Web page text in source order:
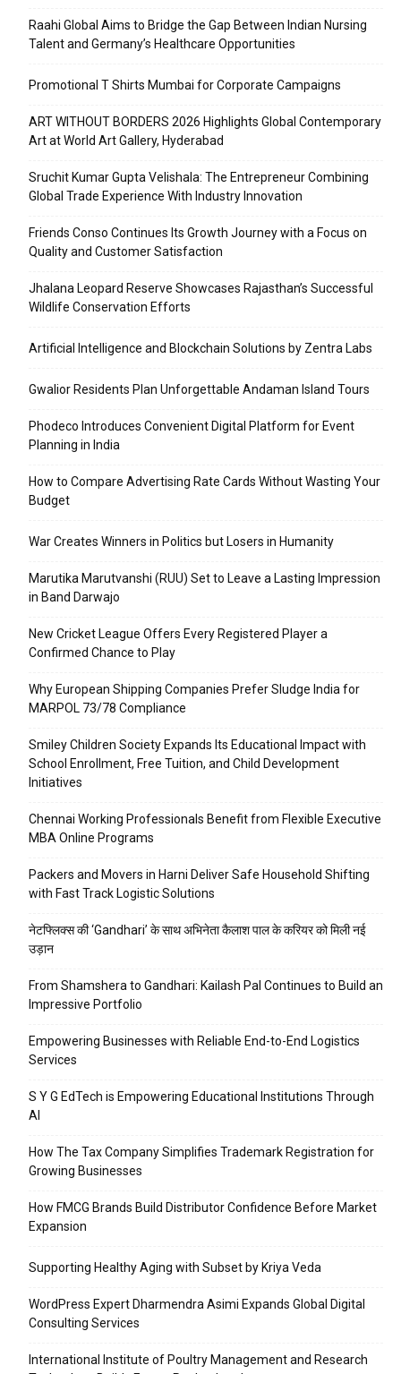
Raahi Global Aims to Bridge the Gap Between Indian Nursing
Talent and Germany’s Healthcare Opportunities
Promotional T Shirts Mumbai for Corporate Campaigns
ART WITHOUT BORDERS 2026 Highlights Global Contemporary
Art at World Art Gallery, Hyderabad
Sruchit Kumar Gupta Velishala: The Entrepreneur Combining
Global Trade Experience With Industry Innovation
Friends Conso Continues Its Growth Journey with a Focus on
Quality and Customer Satisfaction
Jhalana Leopard Reserve Showcases Rajasthan’s Successful
Wildlife Conservation Efforts
Artificial Intelligence and Blockchain Solutions by Zentra Labs
Gwalior Residents Plan Unforgettable Andaman Island Tours
Phodeco Introduces Convenient Digital Platform for Event
Planning in India
How to Compare Advertising Rate Cards Without Wasting Your
Budget
War Creates Winners in Politics but Losers in Humanity
Marutika Marutvanshi (RUU) Set to Leave a Lasting Impression
in Band Darwajo
New Cricket League Offers Every Registered Player a
Confirmed Chance to Play
Why European Shipping Companies Prefer Sludge India for
MARPOL 73/78 Compliance
Smiley Children Society Expands Its Educational Impact with
School Enrollment, Free Tuition, and Child Development
Initiatives
Chennai Working Professionals Benefit from Flexible Executive
MBA Online Programs
Packers and Movers in Harni Deliver Safe Household Shifting
with Fast Track Logistic Solutions
नेटफ्लिक्स की ‘Gandhari’ के साथ अभिनेता कैलाश पाल के करियर को मिली नई
उड़ान
From Shamshera to Gandhari: Kailash Pal Continues to Build an
Impressive Portfolio
Empowering Businesses with Reliable End-to-End Logistics
Services
S Y G EdTech is Empowering Educational Institutions Through
AI
How The Tax Company Simplifies Trademark Registration for
Growing Businesses
How FMCG Brands Build Distributor Confidence Before Market
Expansion
Supporting Healthy Aging with Subset by Kriya Veda
WordPress Expert Dharmendra Asimi Expands Global Digital
Consulting Services
International Institute of Poultry Management and Research